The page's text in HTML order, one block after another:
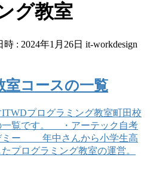
グ教室
時 : 2024年1月26日 it-workdesign
室コースの一覧
プログラミング教室町田校
一覧です。 ・アーテック自考
ミー 年中さんから小学生高
プログラミング教室の運営。